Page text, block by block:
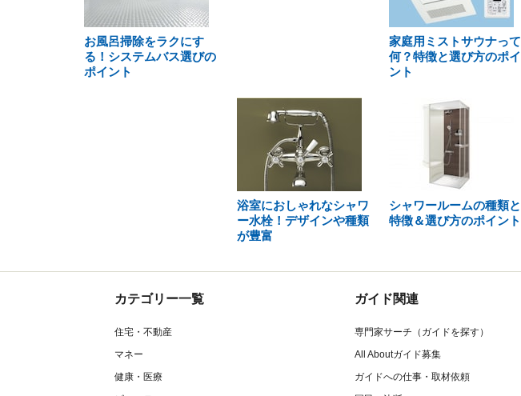
お風呂掃除をラクにす
る！システムバス選びの
ポイント
家庭用ミストサウナって
何？特徴と選び方のポイ
ント
浴室におしゃれなシャワ
ー水栓！デザインや種類
が豊富
シャワールームの種類と
特徴＆選び方のポイント
カテゴリー一覧
住宅・不動産
マネー
健康・医療
ガイド関連
専門家サーチ（ガイドを探す）
All Aboutガイド募集
ガイドへの仕事・取材依頼